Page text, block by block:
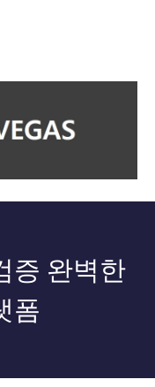
증 완벽한
폼